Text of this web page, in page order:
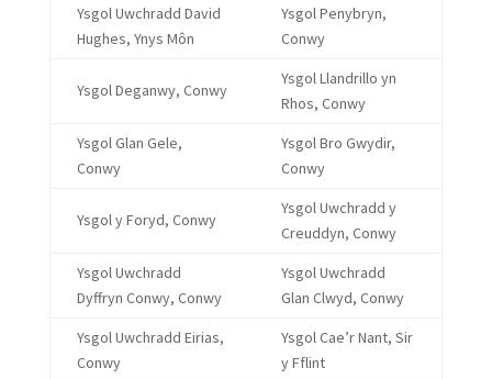
Ysgol Uwchradd David
Hughes, Ynys Môn
Ysgol Penybryn,
Conwy
Ysgol Deganwy, Conwy
Ysgol Llandrillo yn
Rhos, Conwy
Ysgol Glan Gele,
Conwy
Ysgol Bro Gwydir,
Conwy
Ysgol y Foryd, Conwy
Ysgol Uwchradd y
Creuddyn, Conwy
Ysgol Uwchradd
Dyffryn Conwy, Conwy
Ysgol Uwchradd
Glan Clwyd, Conwy
Ysgol Uwchradd Eirias,
Conwy
Ysgol Cae’r Nant, Sir
y Fflint